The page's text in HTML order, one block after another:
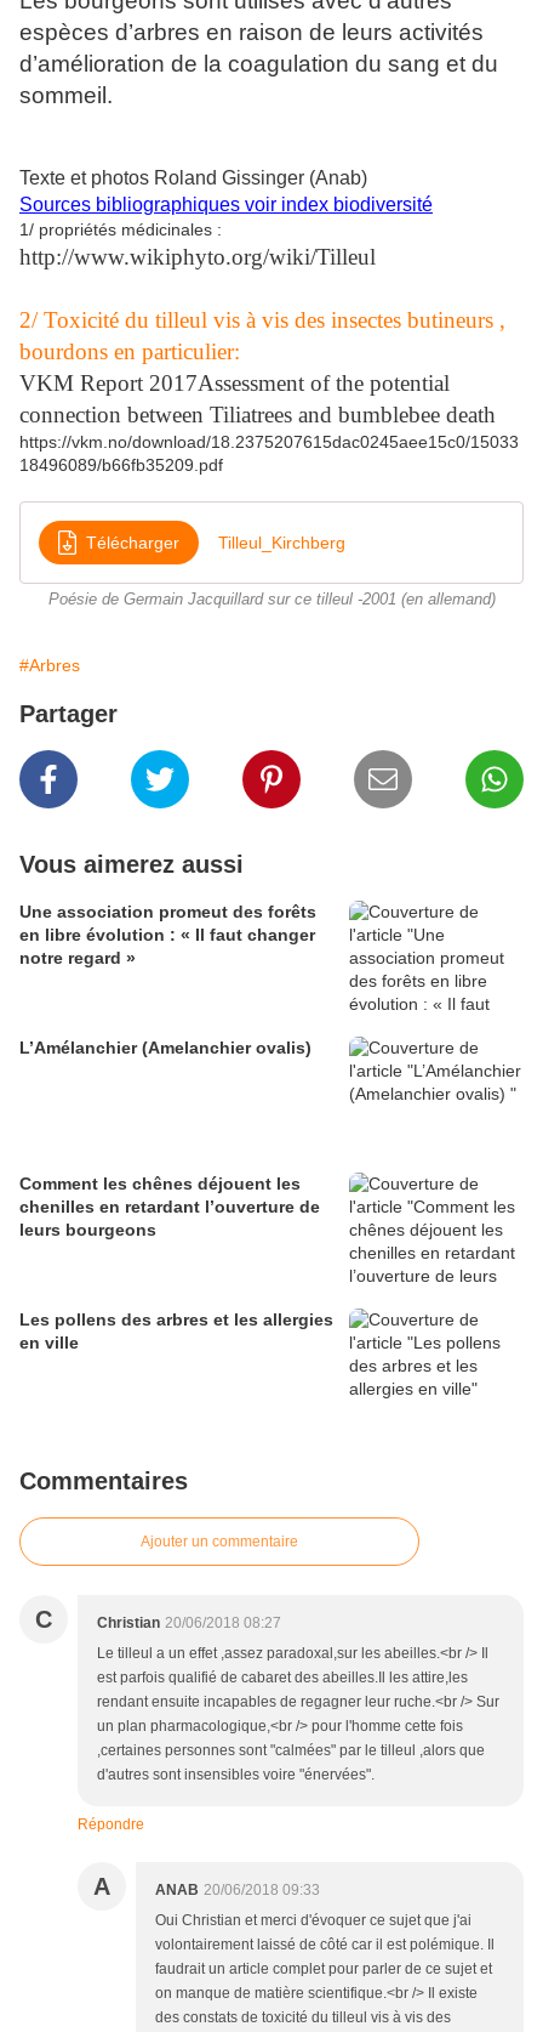
espèces d’arbres en raison de leurs activités
d’amélioration de la coagulation du sang et du
sommeil.
Texte et photos Roland Gissinger (Anab)
Sources bibliographiques voir index biodiversité
1/ propriétés médicinales :
http://www.wikiphyto.org/wiki/Tilleul
2/ Toxicité du tilleul vis à vis des insectes butineurs ,
bourdons en particulier:
VKM Report 2017Assessment of the potential
connection between Tiliatrees and bumblebee death
https://vkm.no/download/18.2375207615dac0245aee15c0/15033
18496089/b66fb35209.pdf
Télécharger Tilleul_Kirchberg
Poésie de Germain Jacquillard sur ce tilleul -2001 (en allemand)
#Arbres
Partager
Vous aimerez aussi
Une association promeut des forêts
en libre évolution : « Il faut changer
notre regard »
L’Amélanchier (Amelanchier ovalis)
Comment les chênes déjouent les
chenilles en retardant l’ouverture de
leurs bourgeons
Les pollens des arbres et les allergies
en ville
Commentaires
Ajouter un commentaire
C Christian 20/06/2018 08:27
Le tilleul a un effet ,assez paradoxal,sur les abeilles.<br /> Il
est parfois qualifié de cabaret des abeilles.Il les attire,les
rendant ensuite incapables de regagner leur ruche.<br /> Sur
un plan pharmacologique,<br /> pour l'homme cette fois
,certaines personnes sont "calmées" par le tilleul ,alors que
d'autres sont insensibles voire "énervées".
Répondre
A ANAB 20/06/2018 09:33
Oui Christian et merci d'évoquer ce sujet que j'ai
volontairement laissé de côté car il est polémique. Il
faudrait un article complet pour parler de ce sujet et
on manque de matière scientifique.<br /> Il existe
des constats de toxicité du tilleul vis à vis des